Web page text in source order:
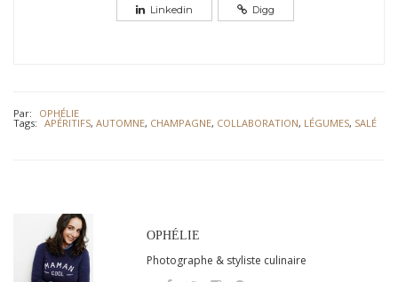
Linkedin Digg
Par: OPHÉLIE
Tags: APÉRITIFS, AUTOMNE, CHAMPAGNE, COLLABORATION, LÉGUMES, SALÉ
OPHÉLIE
Photographe & styliste culinaire